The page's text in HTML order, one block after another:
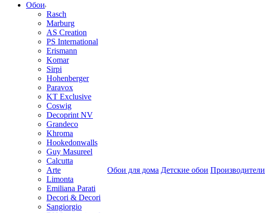
Обои
Rasch
Marburg
AS Creation
PS International
Erismann
Komar
Sirpi
Hohenberger
Paravox
KT Exclusive
Coswig
Decoprint NV
Grandeco
Khroma
Hookedonwalls
Guy Masureel
Calcutta
Arte
Limonta
Emiliana Parati
Decori & Decori
Sangiorgio
Обои для дома Детские обои Производители